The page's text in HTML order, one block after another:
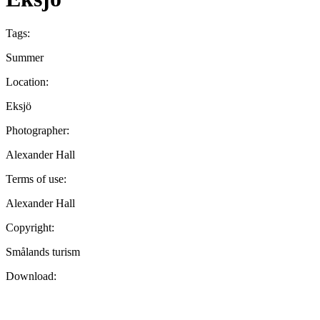
Tags:
Summer
Location:
Eksjö
Photographer:
Alexander Hall
Terms of use:
Alexander Hall
Copyright:
Smålands turism
Download: